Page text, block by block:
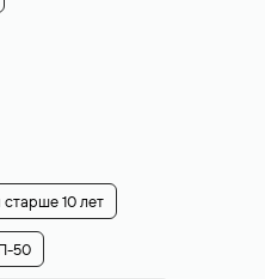
10 лет
50